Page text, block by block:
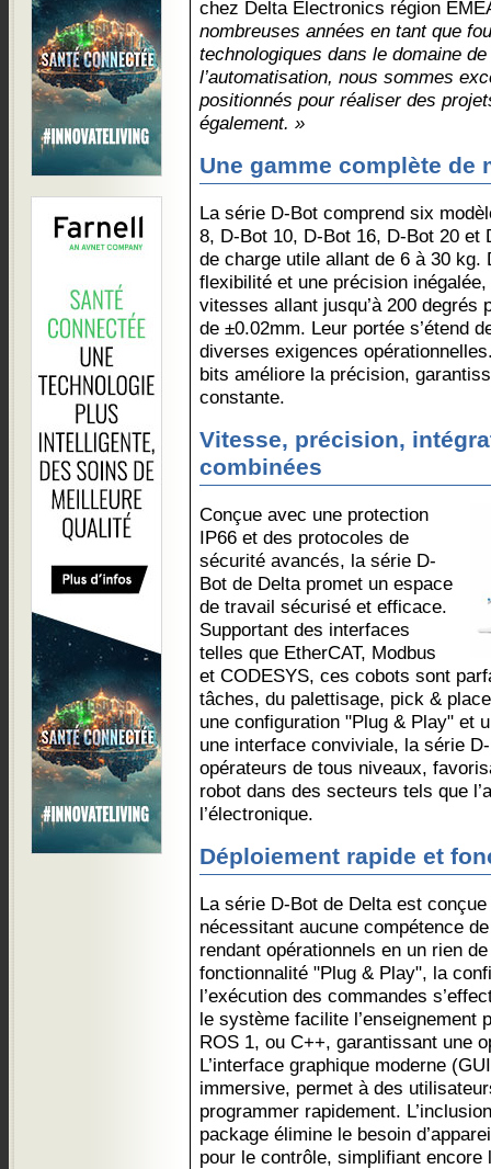
chez Delta Electronics région
nombreuses années en tant que
technologiques dans le domaine
l’automatisation, nous sommes
positionnés pour réaliser des
également. »
Une gamme complète de
La série D-Bot comprend six
8, D-Bot 10, D-Bot 16, D-Bot 20 et
de charge utile allant de 6 à 30
flexibilité et une précision
vitesses allant jusqu’à 200 degrés
de ±0.02mm. Leur portée s’étend
diverses exigences
bits améliore la précision,
constante.
Vitesse, précision,
combinées
Conçue avec une protection
IP66 et des protocoles de
sécurité avancés, la série D-
Bot de Delta promet un espace
de travail sécurisé et efficace.
Supportant des interfaces
telles que EtherCAT, Modbus
et CODESYS, ces cobots sont
tâches, du palettisage, pick &
une configuration "Plug & Play" et
une interface conviviale, la série
opérateurs de tous niveaux,
robot dans des secteurs tels que
l’électronique.
Déploiement rapide et
La série D-Bot de Delta est
nécessitant aucune compétence
rendant opérationnels en un rien
fonctionnalité "Plug & Play", la
l’exécution des commandes
le système facilite l’enseignement
ROS 1, ou C++, garantissant une
L’interface graphique moderne
immersive, permet à des
programmer rapidement.
package élimine le besoin
pour le contrôle, simplifiant